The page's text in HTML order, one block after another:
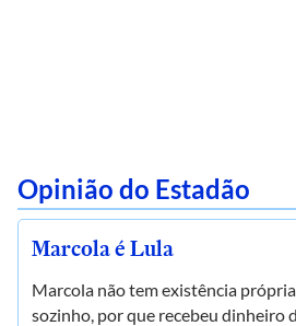
Opinião do Estadão
Marcola é Lula
Marcola não tem existência
sozinho, por que recebeu dinheiro